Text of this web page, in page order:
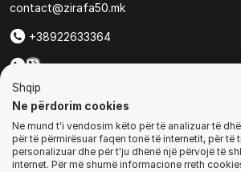
contact@zirafa50.mk
+38922633364
Për kërkesa të ofertave:
b2b@zirafa50.mk
Jadranska Magistrala No. 86, Skopje,
Shqip
Ne përdorim cookies
Ne mund t'i vendosim këto për të analizuar të
për të përmirësuar faqen tonë të internetit, për të
personalizuar dhe për t'ju dhënë një përvojë të
internet. Për më shumë informacione rreth